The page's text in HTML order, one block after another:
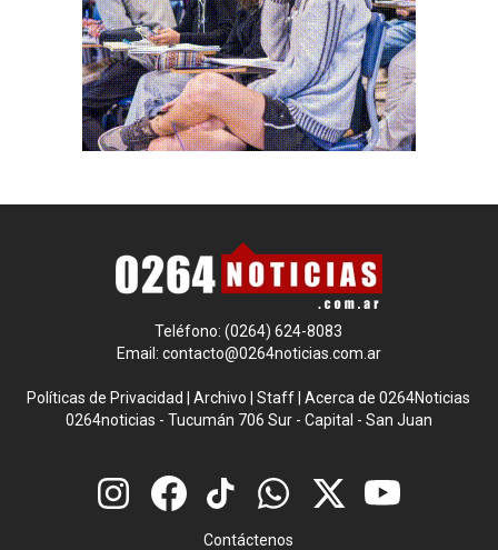
Teléfono: (0264) 624-8083
Email: contacto@0264noticias.com.ar
Políticas de Privacidad |Archivo |Staff |Acerca de 0264Noticias
0264noticias - Tucumán 706 Sur - Capital - San Juan
Contáctenos